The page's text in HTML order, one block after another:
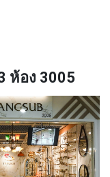
ห้อง 3005